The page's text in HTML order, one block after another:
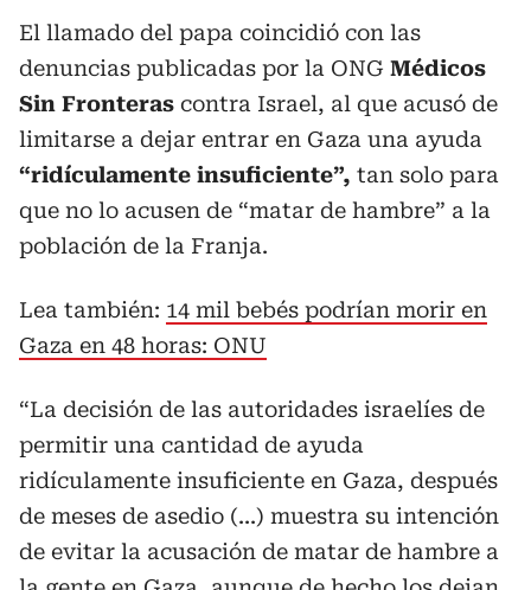
El llamado del papa coincidió con las
denuncias publicadas por la ONG Médicos
Sin Fronteras contra Israel, al que acusó de
limitarse a dejar entrar en Gaza una ayuda
“ridículamente insuficiente”, tan solo para
que no lo acusen de “matar de hambre” a la
población de la Franja.
Lea también: 14 mil bebés podrían morir en
Gaza en 48 horas: ONU
“La decisión de las autoridades israelíes de
permitir una cantidad de ayuda
ridículamente insuficiente en Gaza, después
de meses de asedio (...) muestra su intención
de evitar la acusación de matar de hambre a